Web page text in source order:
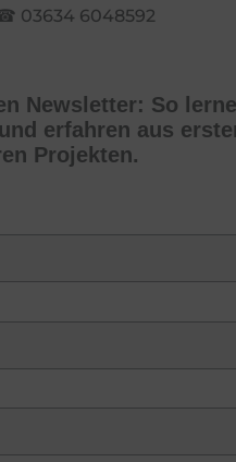
03634 6048592
Newsletter: So
erfahren aus
Projekten.